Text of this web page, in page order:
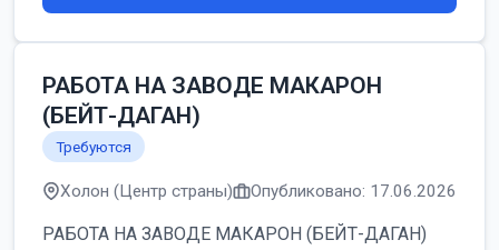
РАБОТА НА ЗАВОДЕ МАКАРОН
(БЕЙТ-ДАГАН)
Требуются
Холон (Центр страны) Опубликовано: 17.06.2026
РАБОТА НА ЗАВОДЕ МАКАРОН (БЕЙТ-ДАГАН)